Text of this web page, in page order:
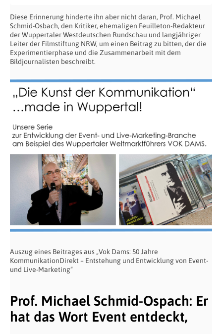
Diese Erinnerung hinderte ihn aber nicht daran, Prof. Michael
Schmid-Osbach, den Kritiker, ehemaligen Feuilleton-Redakteur
der Wuppertaler Westdeutschen Rundschau und langjähriger
Leiter der Filmstiftung NRW, um einen Beitrag zu bitten, der die
Experimentierphase und die Zusammenarbeit mit dem
Bildjournalisten beschreibt.
Auszug eines Beitrages aus „Vok Dams: 50 Jahre
KommunikationDirekt – Entstehung und Entwicklung von Event-
und Live-Marketing“
Prof. Michael Schmid-Ospach: Er
hat das Wort Event entdeckt,